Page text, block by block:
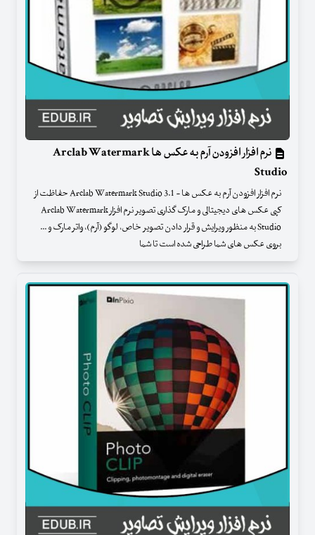
نرم افزار افزودن آرم به عکس ها Arclab Watermark
Studio
نرم افزار افزودن آرم به عکس ها - Arclab Watermark Studio 3.1 حفاظت از
کپی عکس های دیجیتالی و مارک گذاری تصویر نرم افزار Arclab Watermark
Studio به منظور ویرایش و قرار دادن تصویر خاص، لوگو (آرم)، واتر مارک و ...
بروی عکس های شما طراحی شده است تا شما